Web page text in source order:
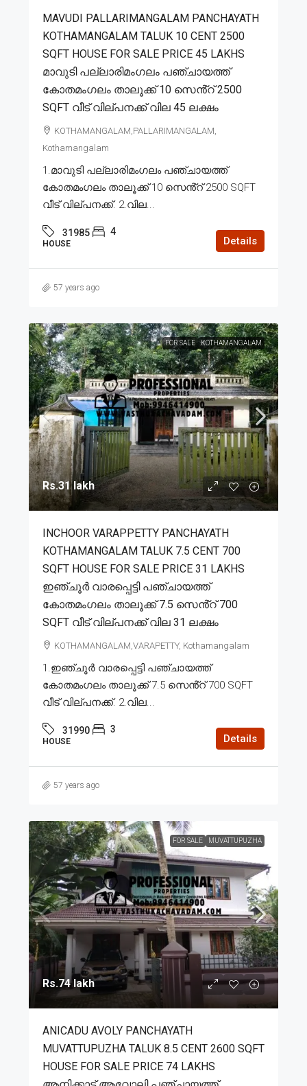
MAVUDI PALLARIMANGALAM PANCHAYATH
KOTHAMANGALAM TALUK 10 CENT 2500
SQFT HOUSE FOR SALE PRICE 45 LAKHS
മാവുടി പല്ലാരിമംഗലം പഞ്ചായത്ത്
കോതമംഗലം താലൂക്ക് 10 സെൻ്റ് 2500
SQFT വീട് വില്പനക്ക് വില 45 ലക്ഷം
KOTHAMANGALAM,PALLARIMANGALAM,
Kothamangalam
1.മാവുടി പല്ലാരിമംഗലം പഞ്ചായത്ത്
കോതമംഗലം താലൂക്ക് 10 സെൻ്റ് 2500 SQFT
വീട് വില്പനക്ക്. 2.വില...
31985 4
HOUSE Details
57 years ago
FOR SALE KOTHAMANGALAM
Rs.31 lakh
INCHOOR VARAPPETTY PANCHAYATH
KOTHAMANGALAM TALUK 7.5 CENT 700
SQFT HOUSE FOR SALE PRICE 31 LAKHS
ഇഞ്ചൂർ വാരപ്പെട്ടി പഞ്ചായത്ത്
കോതമംഗലം താലൂക്ക് 7.5 സെൻ്റ് 700
SQFT വീട് വില്പനക്ക് വില 31 ലക്ഷം
KOTHAMANGALAM,VARAPETTY, Kothamangalam
1.ഇഞ്ചൂർ വാരപ്പെട്ടി പഞ്ചായത്ത്
കോതമംഗലം താലൂക്ക് 7.5 സെൻ്റ് 700 SQFT
വീട് വില്പനക്ക്. 2.വില...
31990 3
HOUSE Details
57 years ago
FOR SALE MUVATTUPUZHA
Rs.74 lakh
ANICADU AVOLY PANCHAYATH
MUVATTUPUZHA TALUK 8.5 CENT 2600 SQFT
HOUSE FOR SALE PRICE 74 LAKHS